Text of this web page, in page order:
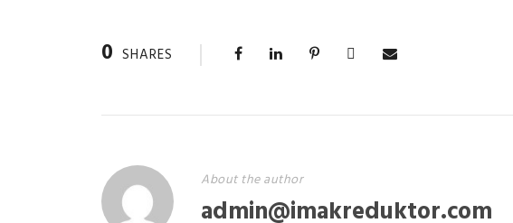
0 SHARES
About the author
admin@imakreduktor.com